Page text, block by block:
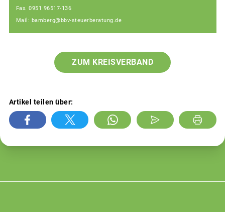
Fax. 0951 96517-136
Mail: bamberg@bbv-steuerberatung.de
ZUM KREISVERBAND
Artikel teilen über: